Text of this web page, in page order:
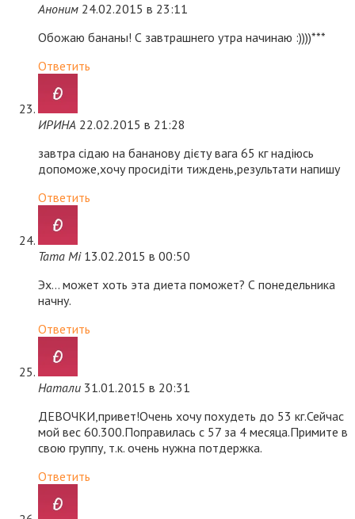
Аноним 24.02.2015 в 23:11
Обожаю бананы! С завтрашнего утра начинаю :))))***
Ответить
ИРИНА 22.02.2015 в 21:28
завтра сідаю на бананову дієту вага 65 кг надіюсь
допоможе,хочу просидіти тиждень,результати напишу
Ответить
Tama Mi 13.02.2015 в 00:50
Эх… может хоть эта диета поможет? С понедельника
начну.
Ответить
Натали 31.01.2015 в 20:31
ДЕВОЧКИ,привет!Очень хочу похудеть до 53 кг.Сейчас
мой вес 60.300.Поправилась с 57 за 4 месяца.Примите в
свою группу, т.к. очень нужна потдержка.
Ответить